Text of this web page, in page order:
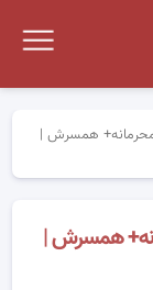
محرمانه+ همسرش |
همسرش |